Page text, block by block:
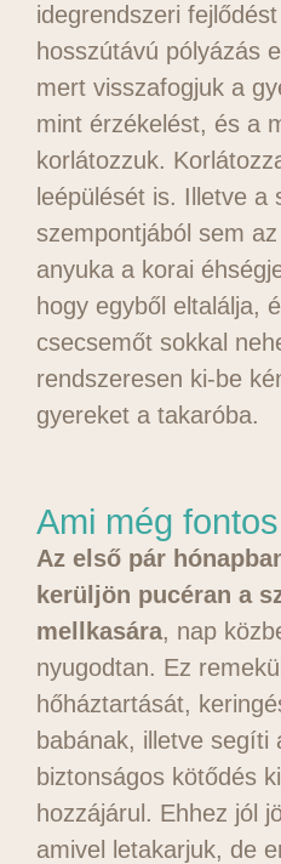
idegrendszeri
hosszútávú pólyázás
mert visszafogjuk a
mint érzékelést, és a
korlátozzuk.
leépülését is. Illetve a
szempontjából sem
anyuka a korai
hogy egyből eltalálja,
csecsemőt sokkal
rendszeresen ki-be
gyereket a takaróba.
Ami még fontos
Az első pár
kerüljön pucéran a
mellkasára, nap
nyugodtan. Ez
hőháztartását,
babának, illetve segíti
biztonságos kötődés
hozzájárul. Ehhez jól
amivel letakarjuk, de